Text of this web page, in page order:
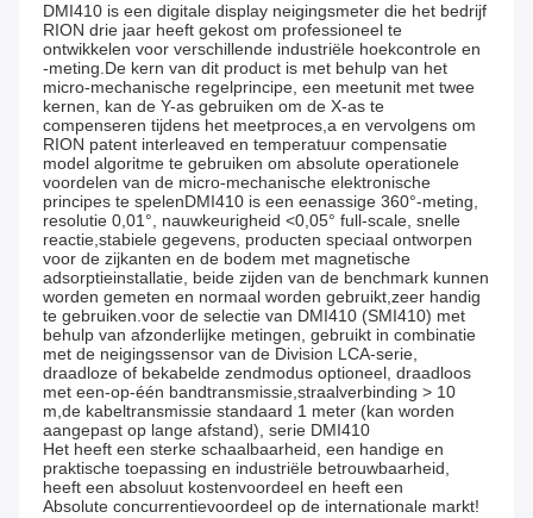
DMI410 is een digitale display neigingsmeter die het bedrijf
RION drie jaar heeft gekost om professioneel te
ontwikkelen voor verschillende industriële hoekcontrole en
-meting.De kern van dit product is met behulp van het
micro-mechanische regelprincipe, een meetunit met twee
kernen, kan de Y-as gebruiken om de X-as te
compenseren tijdens het meetproces,a en vervolgens om
RION patent interleaved en temperatuur compensatie
model algoritme te gebruiken om absolute operationele
voordelen van de micro-mechanische elektronische
principes te spelenDMI410 is een eenassige 360°-meting,
resolutie 0,01°, nauwkeurigheid <0,05° full-scale, snelle
reactie,stabiele gegevens, producten speciaal ontworpen
voor de zijkanten en de bodem met magnetische
adsorptieinstallatie, beide zijden van de benchmark kunnen
worden gemeten en normaal worden gebruikt,zeer handig
te gebruiken.voor de selectie van DMI410 (SMI410) met
behulp van afzonderlijke metingen, gebruikt in combinatie
met de neigingssensor van de Division LCA-serie,
draadloze of bekabelde zendmodus optioneel, draadloos
met een-op-één bandtransmissie,straalverbinding > 10
m,de kabeltransmissie standaard 1 meter (kan worden
aangepast op lange afstand), serie DMI410
Het heeft een sterke schaalbaarheid, een handige en
praktische toepassing en industriële betrouwbaarheid,
heeft een absoluut kostenvoordeel en heeft een
Absolute concurrentievoordeel op de internationale markt!